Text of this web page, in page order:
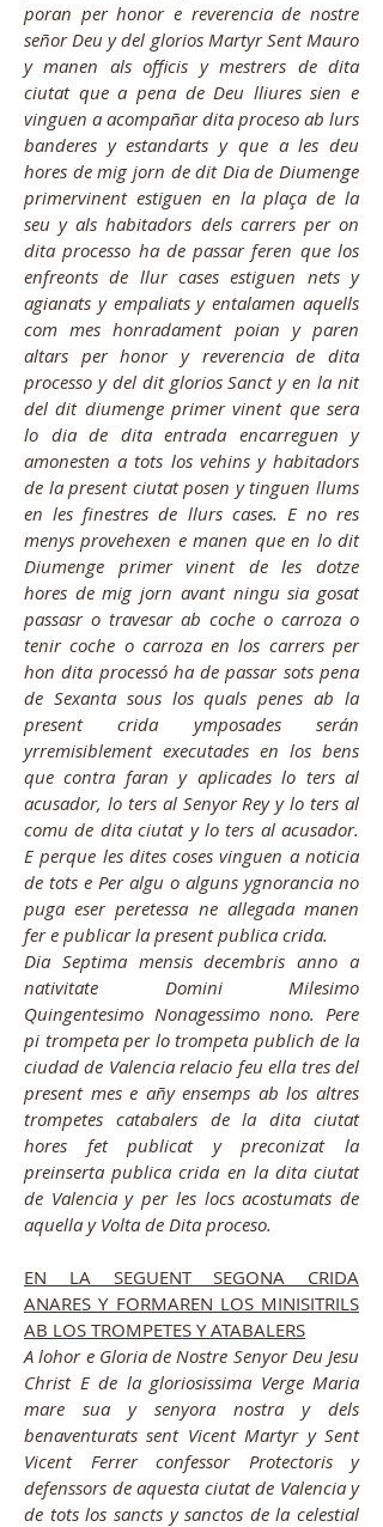
poran per honor e reverencia de nostre
señor Deu y del glorios Martyr Sent Mauro
y manen als officis y mestrers de dita
ciutat que a pena de Deu lliures sien e
vinguen a acompañar dita proceso ab lurs
banderes y estandarts y que a les deu
hores de mig jorn de dit Dia de Diumenge
primervinent estiguen en la plaça de la
seu y als habitadors dels carrers per on
dita processo ha de passar feren que los
enfreonts de llur cases estiguen nets y
agianats y empaliats y entalamen aquells
com mes honradament poian y paren
altars per honor y reverencia de dita
processo y del dit glorios Sanct y en la nit
del dit diumenge primer vinent que sera
lo dia de dita entrada encarreguen y
amonesten a tots los vehins y habitadors
de la present ciutat posen y tinguen llums
en les finestres de llurs cases. E no res
menys provehexen e manen que en lo dit
Diumenge primer vinent de les dotze
hores de mig jorn avant ningu sia gosat
passasr o travesar ab coche o carroza o
tenir coche o carroza en los carrers per
hon dita processó ha de passar sots pena
de Sexanta sous los quals penes ab la
present crida ymposades serán
yrremisiblement executades en los bens
que contra faran y aplicades lo ters al
acusador, lo ters al Senyor Rey y lo ters al
comu de dita ciutat y lo ters al acusador.
E perque les dites coses vinguen a noticia
de tots e Per algu o alguns ygnorancia no
puga eser peretessa ne allegada manen
fer e publicar la present publica crida.
Dia Septima mensis decembris anno a
nativitate Domini Milesimo
Quingentesimo Nonagessimo nono. Pere
pi trompeta per lo trompeta publich de la
ciudad de Valencia relacio feu ella tres del
present mes e añy ensemps ab los altres
trompetes catabalers de la dita ciutat
hores fet publicat y preconizat la
preinserta publica crida en la dita ciutat
de Valencia y per les locs acostumats de
aquella y Volta de Dita proceso.
EN LA SEGUENT SEGONA CRIDA
ANARES Y FORMAREN LOS MINISITRILS
AB LOS TROMPETES Y ATABALERS
A lohor e Gloria de Nostre Senyor Deu Jesu
Christ E de la gloriosissima Verge Maria
mare sua y senyora nostra y dels
benaventurats sent Vicent Martyr y Sent
Vicent Ferrer confessor Protectoris y
defenssors de aquesta ciutat de Valencia y
de tots los sancts y sanctos de la celestial